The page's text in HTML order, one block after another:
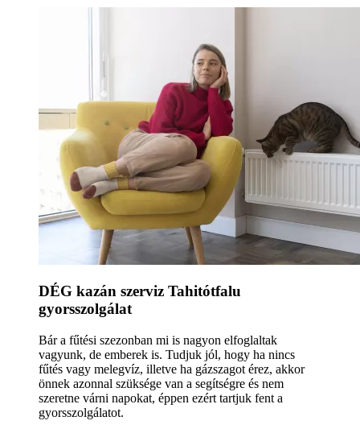
DÉG kazán szerviz Tahitótfalu
gyorsszolgálat
Bár a fűtési szezonban mi is nagyon elfoglaltak
vagyunk, de emberek is. Tudjuk jól, hogy ha nincs
fűtés vagy melegvíz, illetve ha gázszagot érez, akkor
önnek azonnal szüksége van a segítségre és nem
szeretne várni napokat, éppen ezért tartjuk fent a
gyorsszolgálatot.